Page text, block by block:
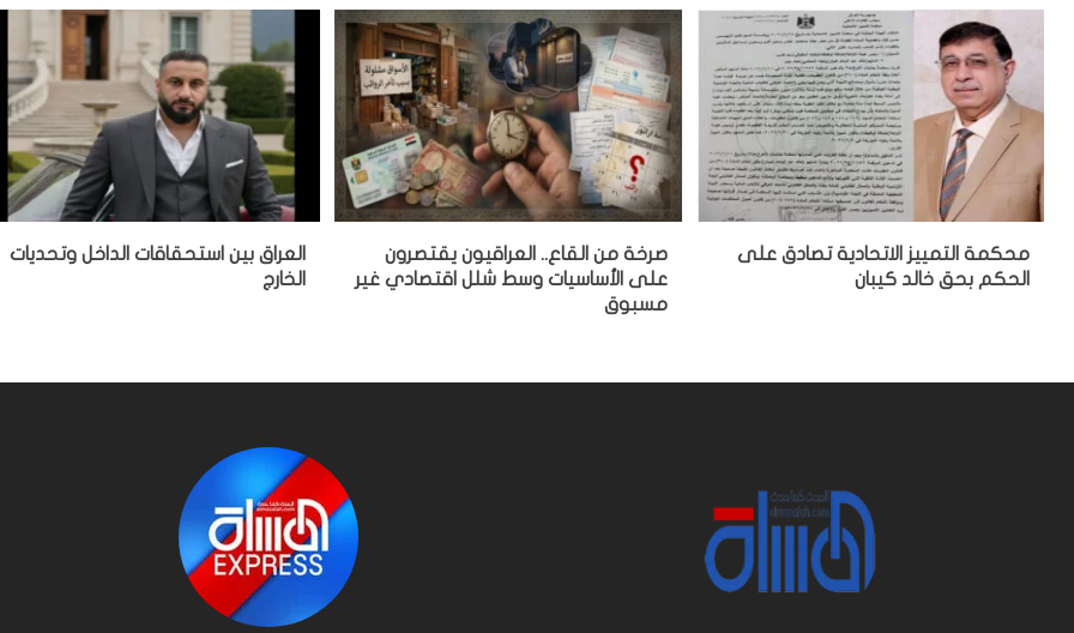
محكمة التمييز الاتحادية تصادق على
الحكم بحق خالد كيبان
صرخة من القاع.. العراقيون يقتصرون
على الأساسيات وسط شلل اقتصادي غير
مسبوق
‏العراق بين استحقاقات الداخل وتحديات
الخارج